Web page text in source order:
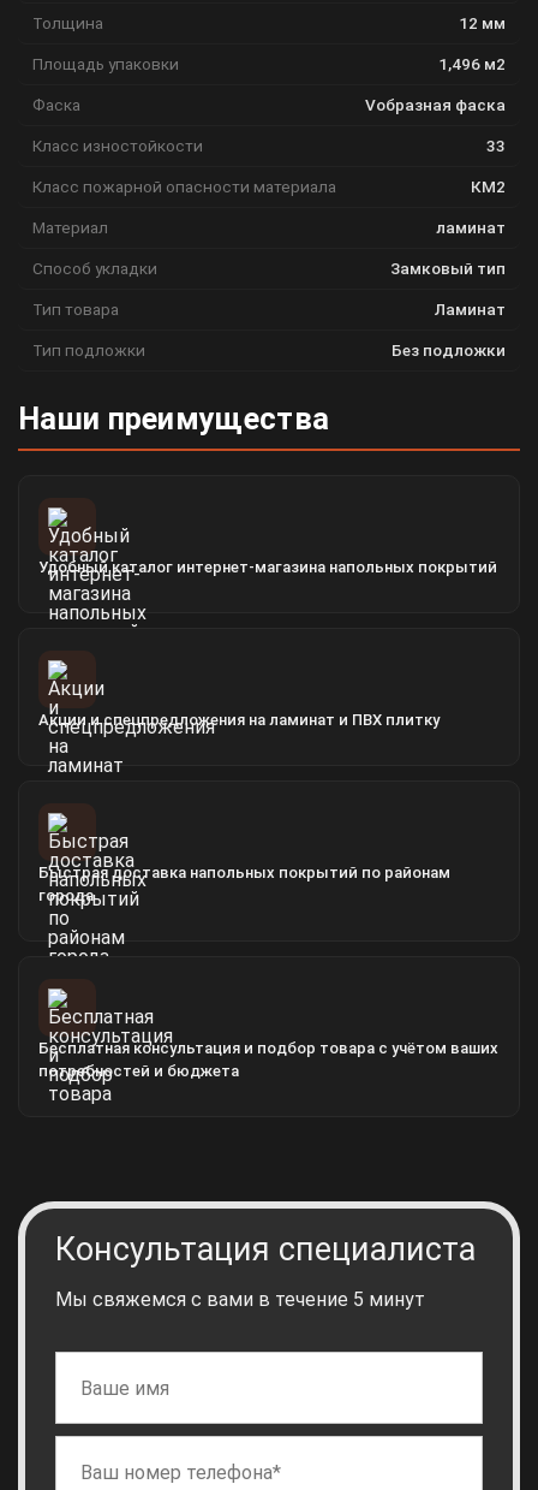
Толщина 12 мм
Площадь упаковки 1,496 м2
Фаска Vобразная фаска
Класс изностойкости 33
Класс пожарной опасности материала КМ2
Материал ламинат
Способ укладки Замковый тип
Тип товара Ламинат
Тип подложки Без подложки
Наши преимущества
Удобный каталог интернет-магазина напольных покрытий
Акции и спецпредложения на ламинат и ПВХ плитку
Быстрая доставка напольных покрытий по районам
города
Бесплатная консультация и подбор товара с учётом ваших
потребностей и бюджета
Консультация специалиста
Мы свяжемся с вами в течение 5 минут